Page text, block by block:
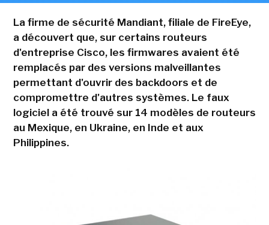
La firme de sécurité Mandiant, filiale de FireEye,
a découvert que, sur certains routeurs
d'entreprise Cisco, les firmwares avaient été
remplacés par des versions malveillantes
permettant d'ouvrir des backdoors et de
compromettre d'autres systèmes. Le faux
logiciel a été trouvé sur 14 modèles de routeurs
au Mexique, en Ukraine, en Inde et aux
Philippines.